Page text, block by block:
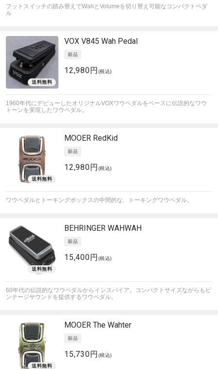
フットスイッチの踏み替えでWahとVolumeを切り替え可能なコンパクトペダ
ル
VOX V845 Wah Pedal
12,980円 (税込)
1960年代にデビューしたオリジナルVOXワウペダルをベースに伝説的なワウ
トーンを実現したワウペダル。
MOOER RedKid
12,980円 (税込)
ワウペダルとトーキングボックスの中間的な、トーキングワウペダル。
BEHRINGER WAHWAH
15,400円 (税込)
60年代の伝説的なワウペダルからインスパイア。コンパクトサイズながらもビ
ンテージサウンドを提供するワウペダル。
MOOER The Wahter
15,730円 (税込)